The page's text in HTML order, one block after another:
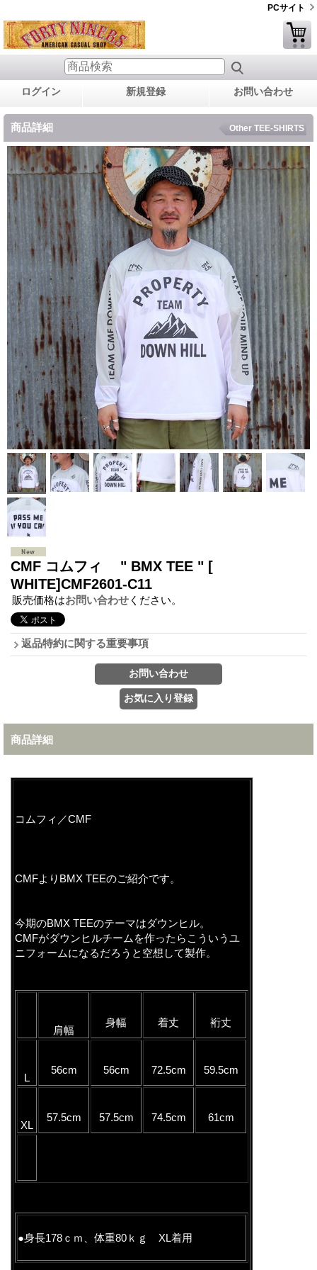
PCサイト
ログイン 新規登録 お問い合わせ
商品詳細 Other TEE-SHIRTS
CMF コムフィ " BMX TEE " [
WHITE]CMF2601-C11
販売価格はお問い合わせ ください。
返品特約に関する重要事項
商品詳細
コムフィ／CMF
CMFよりBMX TEEのご紹介です。
今期のBMX TEEのテーマはダウンヒル。
CMFがダウンヒルチームを作ったらこういうユ
ニフォームになるだろうと空想して製作。
肩幅
身幅 着丈 裄丈
L
56cm 56cm 72.5cm 59.5cm
XL
57.5cm 57.5cm 74.5cm 61cm
●身長178ｃｍ、体重80ｋｇ XL着用